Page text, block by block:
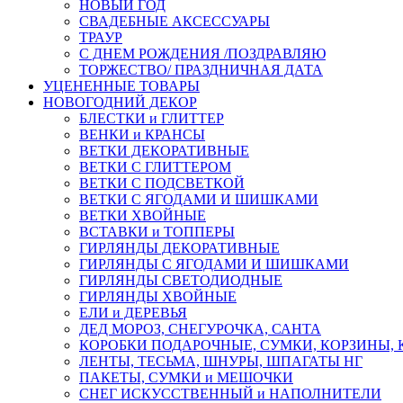
НОВЫЙ ГОД
СВАДЕБНЫЕ АКСЕССУАРЫ
ТРАУР
С ДНЕМ РОЖДЕНИЯ /ПОЗДРАВЛЯЮ
ТОРЖЕСТВО/ ПРАЗДНИЧНАЯ ДАТА
УЦЕНЕННЫЕ ТОВАРЫ
НОВОГОДНИЙ ДЕКОР
БЛЕСТКИ и ГЛИТТЕР
ВЕНКИ и КРАНСЫ
ВЕТКИ ДЕКОРАТИВНЫЕ
ВЕТКИ С ГЛИТТЕРОМ
ВЕТКИ С ПОДСВЕТКОЙ
ВЕТКИ С ЯГОДАМИ И ШИШКАМИ
ВЕТКИ ХВОЙНЫЕ
ВСТАВКИ и ТОППЕРЫ
ГИРЛЯНДЫ ДЕКОРАТИВНЫЕ
ГИРЛЯНДЫ С ЯГОДАМИ И ШИШКАМИ
ГИРЛЯНДЫ СВЕТОДИОДНЫЕ
ГИРЛЯНДЫ ХВОЙНЫЕ
ЕЛИ и ДЕРЕВЬЯ
ДЕД МОРОЗ, СНЕГУРОЧКА, САНТА
КОРОБКИ ПОДАРОЧНЫЕ, СУМКИ,
ЛЕНТЫ, ТЕСЬМА, ШНУРЫ, ШПАГАТЫ НГ
ПАКЕТЫ, СУМКИ и МЕШОЧКИ
СНЕГ ИСКУССТВЕННЫЙ и НАПОЛНИТЕЛИ